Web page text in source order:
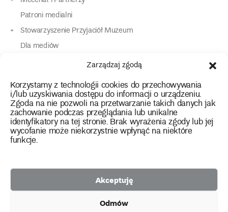
Zarządzaj zgodą
Korzystamy z technologii cookies do przechowywania
i/lub uzyskiwania dostępu do informacji o urządzeniu.
Zgoda na nie pozwoli na przetwarzanie takich danych jak
zachowanie podczas przeglądania lub unikalne
identyfikatory na tej stronie. Brak wyrażenia zgody lub jej
wycofanie może niekorzystnie wpłynąć na niektóre
funkcje.
Akceptuję
Odmów
Patroni medialni
Stowarzyszenie Przyjaciół Muzeum
Dla mediów
Dla osób o specjalnych potrzebach
Kontakt
instagram
twitterfacebookyoutube
tiktok
2026 Copyright by Muzeum Narodowe we Wrocławiu
Polityka prywatności
Facebookfacebook